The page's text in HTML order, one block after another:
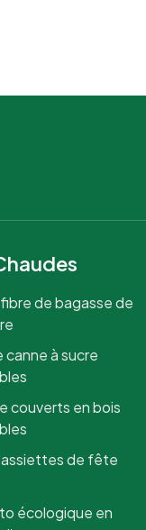
de bagasse de
canne à sucre
couverts en bois
de fête
écologique en